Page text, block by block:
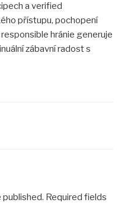
a verified
přístupu, pochopení
hránie generuje
zábavní radost s
published. Required fields